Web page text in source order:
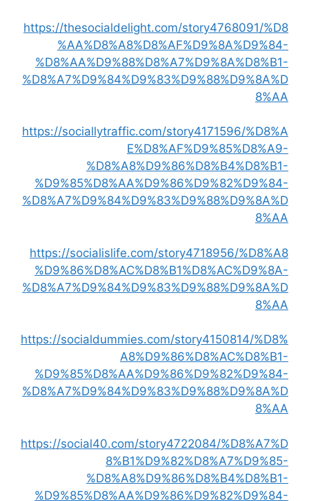
https://thesocialdelight.com/story4768091/%D8
%AA%D8%A8%D8%AF%D9%8A%D9%84-
%D8%AA%D9%88%D8%A7%D9%8A%D8%B1-
%D8%A7%D9%84%D9%83%D9%88%D9%8A%D
8%AA
https://sociallytraffic.com/story4171596/%D8%A
E%D8%AF%D9%85%D8%A9-
%D8%A8%D9%86%D8%B4%D8%B1-
%D9%85%D8%AA%D9%86%D9%82%D9%84-
%D8%A7%D9%84%D9%83%D9%88%D9%8A%D
8%AA
https://socialislife.com/story4718956/%D8%A8
%D9%86%D8%AC%D8%B1%D8%AC%D9%8A-
%D8%A7%D9%84%D9%83%D9%88%D9%8A%D
8%AA
https://socialdummies.com/story4150814/%D8%
A8%D9%86%D8%AC%D8%B1-
%D9%85%D8%AA%D9%86%D9%82%D9%84-
%D8%A7%D9%84%D9%83%D9%88%D9%8A%D
8%AA
https://social40.com/story4722084/%D8%A7%D
8%B1%D9%82%D8%A7%D9%85-
%D8%A8%D9%86%D8%B4%D8%B1-
%D9%85%D8%AA%D9%86%D9%82%D9%84-